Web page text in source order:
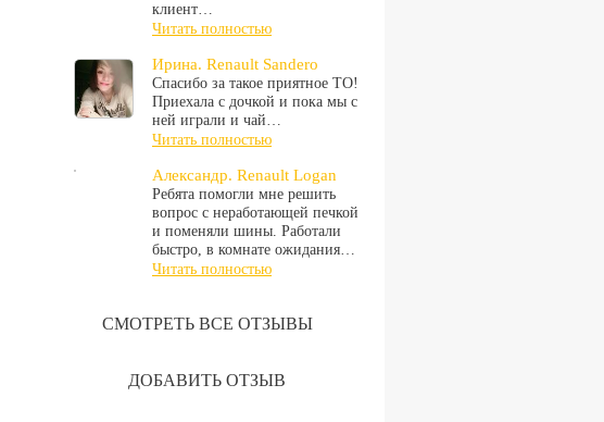
клиент…
Читать полностью
Ирина. Renault Sandero
Спасибо за такое приятное ТО!
Приехала с дочкой и пока мы с
ней играли и чай…
Читать полностью
Александр. Renault Logan
Ребята помогли мне решить
вопрос с неработающей печкой
и поменяли шины. Работали
быстро, в комнате ожидания…
Читать полностью
СМОТРЕТЬ ВСЕ ОТЗЫВЫ
ДОБАВИТЬ ОТЗЫВ